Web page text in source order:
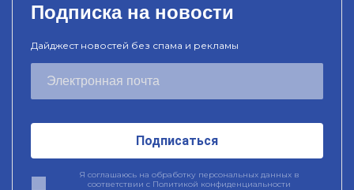
Подписка на новости
Дайджест новостей без спама и рекламы
Подписаться
Я соглашаюсь на обработку персональных данных в
соответствии с Политикой конфиденциальности